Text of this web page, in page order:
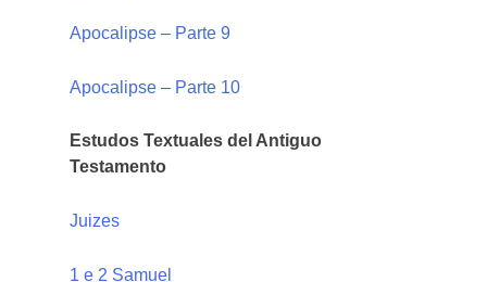
Apocalipse – Parte 9
Apocalipse – Parte 10
Estudos Textuales del Antiguo
Testamento
Juizes
1 e 2 Samuel